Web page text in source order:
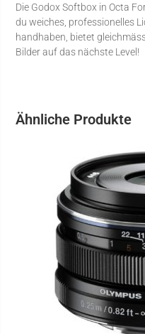
Die Godox Softbox in Octa
du weiches, professionelles
handhaben, bietet
Bilder auf das nächste Level!
Ähnliche Produkte